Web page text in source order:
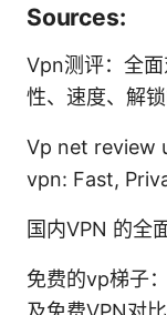
Sources:
Vpn测评：全
性、速度、解
Vp net review
vpn: Fast,
国内VPN 的全
免费的vp梯子